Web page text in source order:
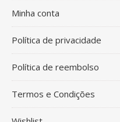
Minha conta
Política de privacidade
Política de reembolso
Termos e Condições